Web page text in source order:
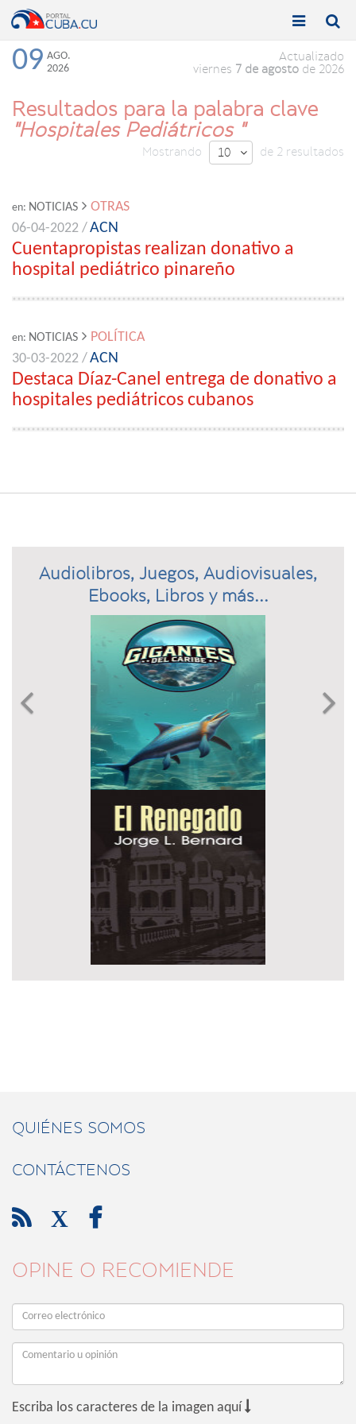
Toggle

Toggle

09 AGO.
2026
Actualizado
viernes 7 de agosto de 2026
Resultados para la palabra clave
"Hospitales Pediátricos "
Mostrando 10  de 2 resultados
en: NOTICIAS
OTRAS
06-04-2022 /ACN
Cuentapropistas realizan donativo a
hospital pediátrico pinareño
en: NOTICIAS
POLÍTICA
30-03-2022 /ACN
Destaca Díaz-Canel entrega de donativo a
hospitales pediátricos cubanos
Audiolibros, Juegos, Audiovisuales,
Ebooks, Libros y más...
Previous 
QUIÉNES SOMOS
CONTÁCTENOS
 X 
OPINE O RECOMIENDE
Escriba los caracteres de la imagen aquí 